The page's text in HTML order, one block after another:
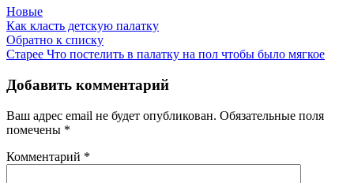
Новые
Как класть детскую палатку
Обратно к списку
Старее Что постелить в палатку на пол чтобы было мягкое
Добавить комментарий
Ваш адрес email не будет опубликован. Обязательные поля
помечены *
Комментарий *